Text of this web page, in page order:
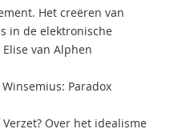
Het creëren van
in de elektronische
van Alphen
Paradox
Verzet? Over het idealisme